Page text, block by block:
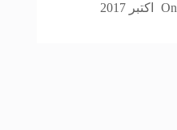
On